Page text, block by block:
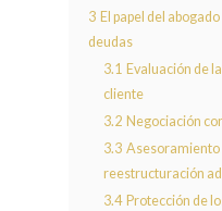
3 El papel del
deudas
3.1 Evaluación de
cliente
3.2 Negociación
3.3 Asesoramiento
reestructuración
3.4 Protección de